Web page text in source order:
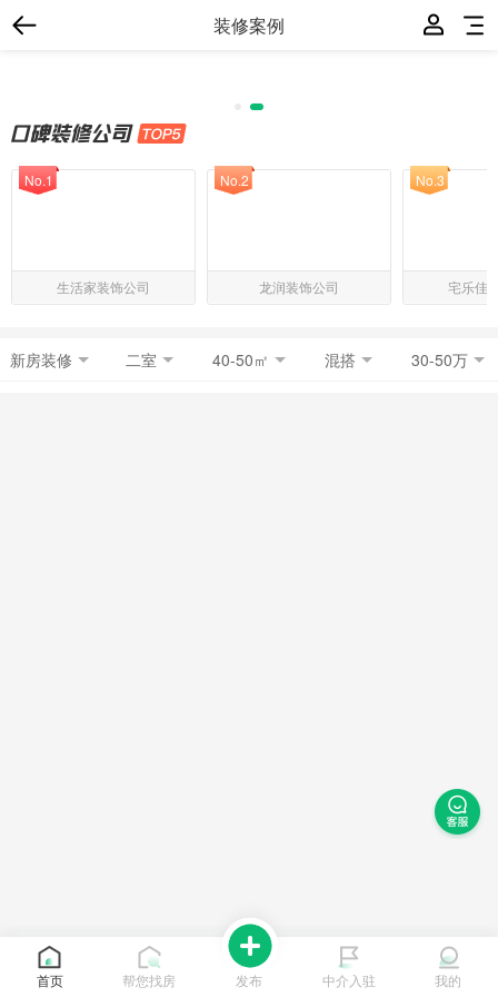
装修案例
生活家装饰公司
No.1
龙润装饰公司
No.2
宅乐佳
No.3
新房装修 二室 40-50㎡ 混搭 30-50万
首页 帮您找房 发布 中介入驻 我的